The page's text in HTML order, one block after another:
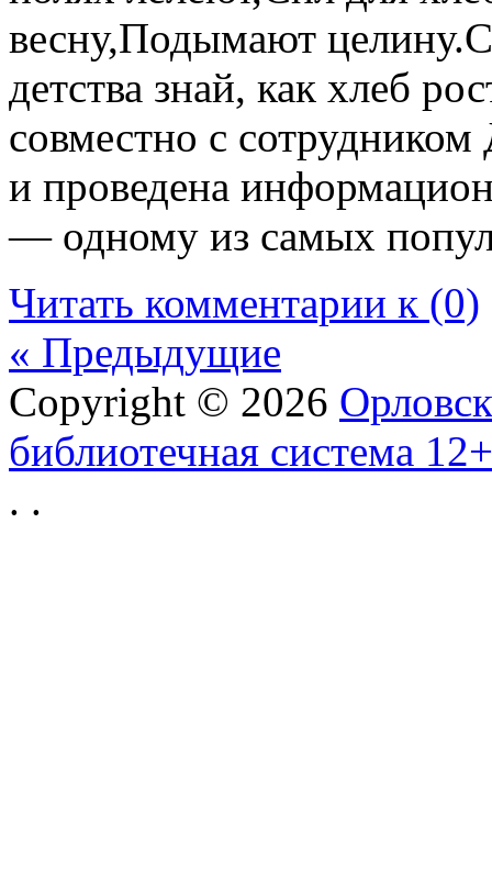
весну,Подымают
детства знай, как хлеб
совместно с
и проведена
— одному из самых
Читать комментарии к (0)
« Предыдущие
Copyright © 2026
библиотечная система 12+
. .